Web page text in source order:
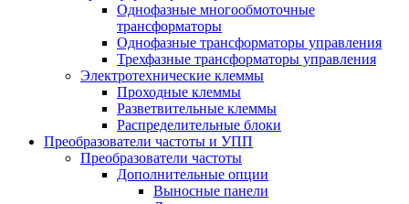
Однофазные многообмоточные
трансформаторы
Однофазные трансформаторы управления
Трехфазные трансформаторы управления
Электротехнические клеммы
Проходные клеммы
Разветвительные клеммы
Распределительные блоки
Преобразователи частоты и УПП
Преобразователи частоты
Дополнительные опции
Выносные панели